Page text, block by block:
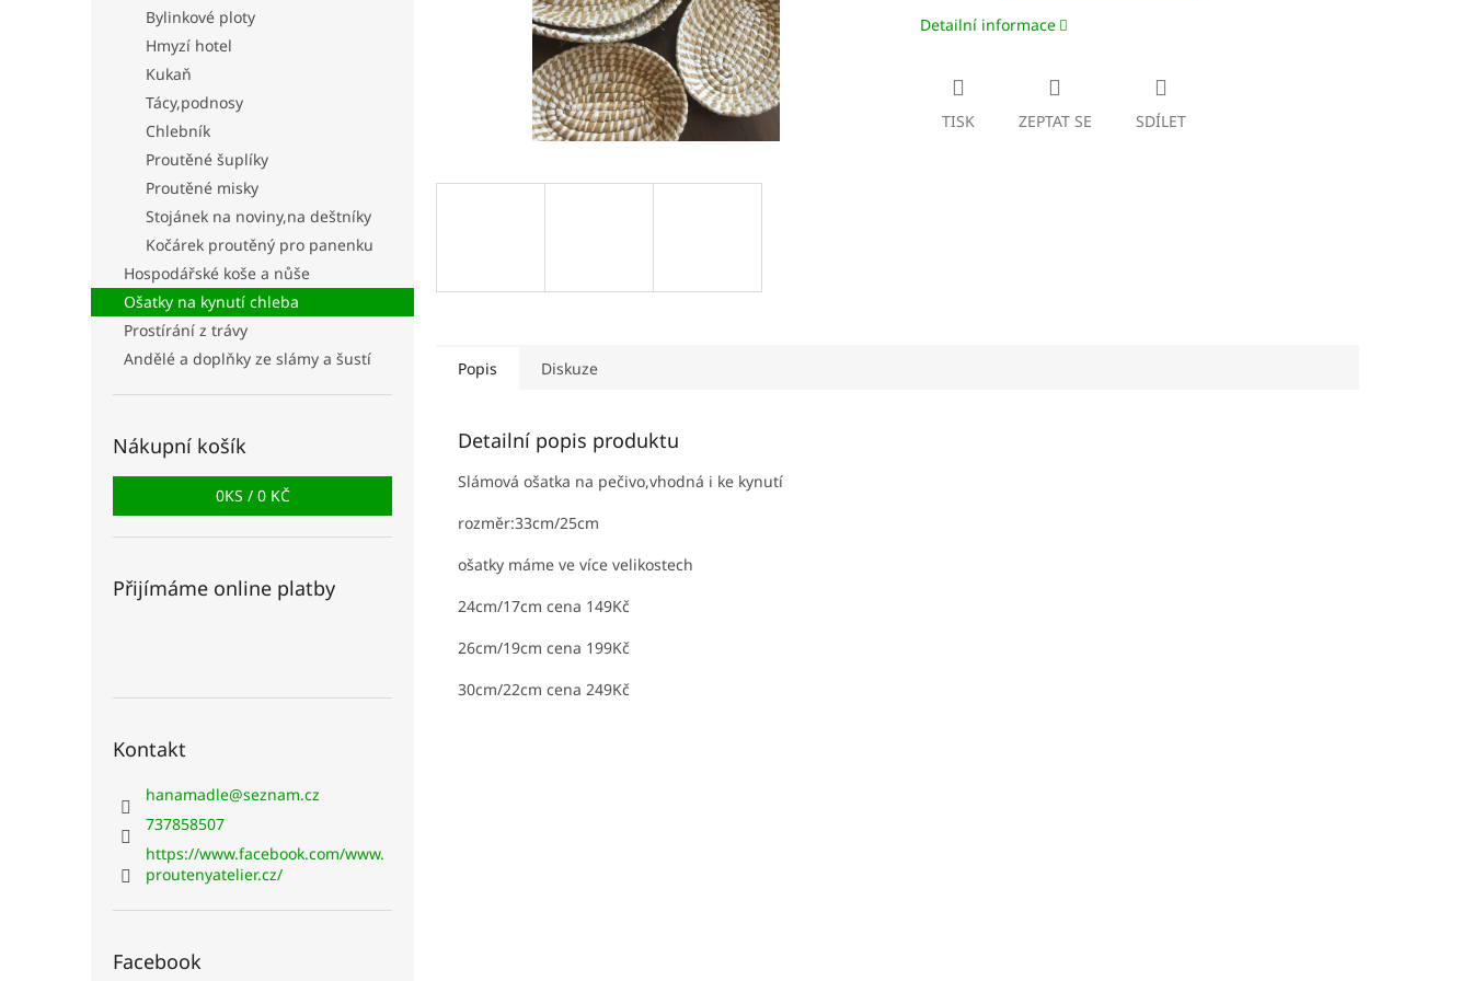
Bylinkové ploty
Hmyzí hotel
Kukaň
Tácy,podnosy
Chlebník
Proutěné šuplíky
Proutěné misky
Stojánek na noviny,na deštníky
Kočárek proutěný pro panenku
Hospodářské koše a nůše
Ošatky na kynutí chleba
Prostírání z trávy
Andělé a doplňky ze slámy a šustí
Nákupní košík
0KS / 0 KČ
Přijímáme online platby
Kontakt
hanamadle@seznam.cz
737858507
https://www.facebook.com/www.
proutenyatelier.cz/
Facebook
Detailní informace
TISK ZEPTAT SE SDÍLET
Popis Diskuze
Detailní popis produktu
Slámová ošatka na pečivo,vhodná i ke kynutí
rozměr:33cm/25cm
ošatky máme ve více velikostech
24cm/17cm cena 149Kč
26cm/19cm cena 199Kč
30cm/22cm cena 249Kč